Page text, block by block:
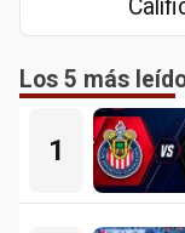
Los 5 más
1